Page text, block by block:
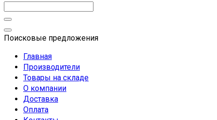
Поисковые предложения
Главная
Производители
Товары на складе
О компании
Доставка
Оплата